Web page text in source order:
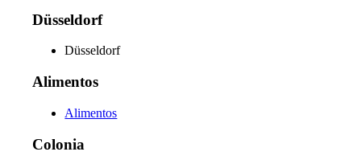
Düsseldorf
Düsseldorf
Alimentos
Alimentos
Colonia